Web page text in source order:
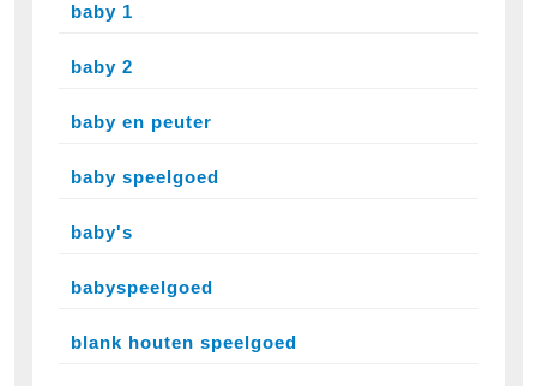
baby 1
baby 2
baby en peuter
baby speelgoed
baby's
babyspeelgoed
blank houten speelgoed